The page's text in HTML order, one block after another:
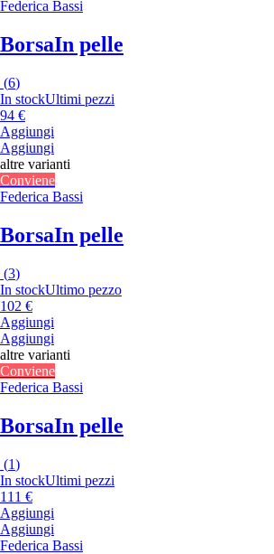
Federica Bassi
BorsaIn pelle
(6)
In stockUltimi pezzi
94 €
Aggiungi
Aggiungi
altre varianti
Conviene
Federica Bassi
BorsaIn pelle
(3)
In stockUltimo pezzo
102 €
Aggiungi
Aggiungi
altre varianti
Conviene
Federica Bassi
BorsaIn pelle
(1)
In stockUltimi pezzi
111 €
Aggiungi
Aggiungi
Federica Bassi